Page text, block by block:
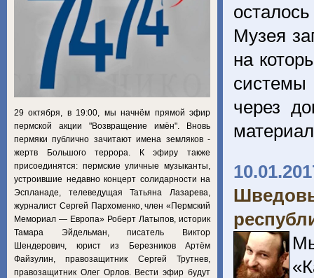
Музея
на
через
29 октября, в 19:00, мы начнём прямой эфир
пермской акции "Возвращение имён". Вновь
пермяки публично зачитают имена земляков -
жертв Большого террора. К эфиру также
присоединятся: пермские уличные музыканты,
устроившие недавно концерт солидарности на
Эспланаде, телеведущая Татьяна Лазарева,
журналист Сергей Пархоменко, член «Пермский
Мемориал — Европа» Роберт Латыпов, историк
Тамара Эйдельман, писатель Виктор
Шендерович, юрист из Березников Артём
Файзулин, правозащитник Сергей Трутнев,
правозащитник Олег Орлов. Вести эфир будут